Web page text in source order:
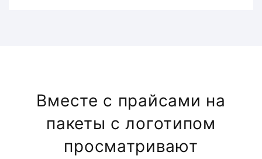
Вместе с прайсами на
пакеты с логотипом
просматривают